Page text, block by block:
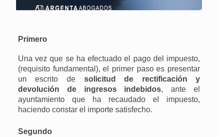
Primero
Una vez que se ha efectuado el pago del impuesto,
(requisito fundamental), el primer paso es presentar
un escrito de solicitud de rectificación y
devolución de ingresos indebidos, ante el
ayuntamiento que ha recaudado el impuesto,
haciendo constar el importe satisfecho.
Segundo